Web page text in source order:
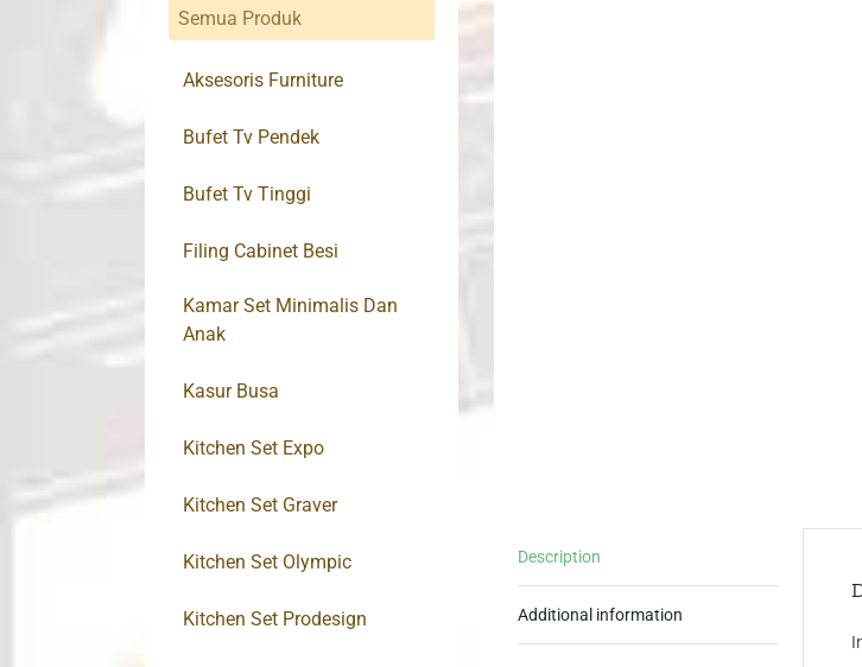
Description
Additional information
Semua Produk
Aksesoris Furniture
Bufet Tv Pendek
Bufet Tv Tinggi
Filing Cabinet Besi
Kamar Set Minimalis Dan
Anak
Kasur Busa
Kitchen Set Expo
Kitchen Set Graver
Kitchen Set Olympic
Kitchen Set Prodesign